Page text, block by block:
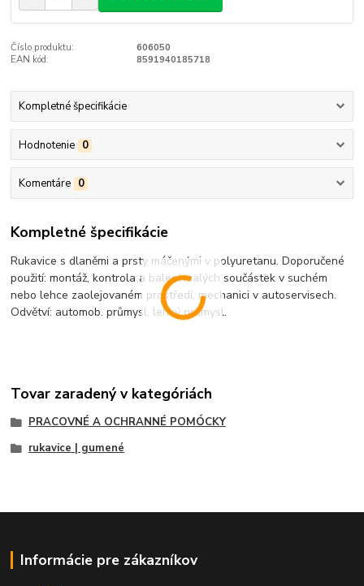
Číslo produktu:
606050
EAN kód:
8591940185718
Kompletné špecifikácie
Hodnotenie 0
Komentáre 0
Kompletné špecifikácie
Rukavice s dlaněmi a prsty máčenými v polyuretanu. Doporučené
použití: montáž, kontrola a balení malých součástek v suchém
nebo lehce zaolejovaném prostředí, mechanici v autoservisech.
Odvětví: automob. průmysl, lehký průmysl.
Tovar zaradený v kategóriách
PRACOVNÉ A OCHRANNÉ POMÓCKY
rukavice | gumené
Informácie pre zákazníkov